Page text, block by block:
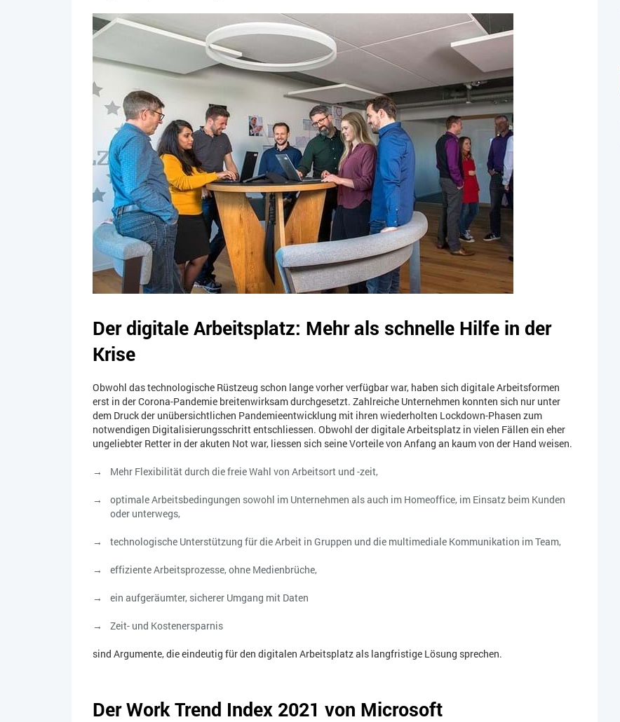
Der digitale Arbeitsplatz: Mehr als schnelle Hilfe in der
Krise
Obwohl das technologische Rüstzeug schon lange vorher verfügbar war, haben sich digitale Arbeitsformen
erst in der Corona-Pandemie breitenwirksam durchgesetzt. Zahlreiche Unternehmen konnten sich nur unter
dem Druck der unübersichtlichen Pandemieentwicklung mit ihren wiederholten Lockdown-Phasen zum
notwendigen Digitalisierungsschritt entschliessen. Obwohl der digitale Arbeitsplatz in vielen Fällen ein eher
ungeliebter Retter in der akuten Not war, liessen sich seine Vorteile von Anfang an kaum von der Hand weisen.
Mehr Flexibilität durch die freie Wahl von Arbeitsort und -zeit,
optimale Arbeitsbedingungen sowohl im Unternehmen als auch im Homeoffice, im Einsatz beim Kunden
oder unterwegs,
technologische Unterstützung für die Arbeit in Gruppen und die multimediale Kommunikation im Team,
effiziente Arbeitsprozesse, ohne Medienbrüche,
ein aufgeräumter, sicherer Umgang mit Daten
Zeit- und Kostenersparnis
sind Argumente, die eindeutig für den digitalen Arbeitsplatz als langfristige Lösung sprechen.
Der Work Trend Index 2021 von Microsoft